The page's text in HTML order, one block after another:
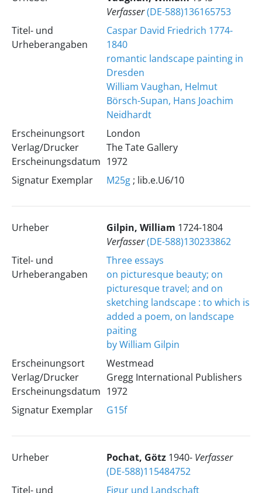
Verfasser(DE-588)136165753
Titel- und
Urheberangaben
Caspar David Friedrich 1774-
1840
romantic landscape painting in
Dresden
William Vaughan, Helmut
Börsch-Supan, Hans Joachim
Neidhardt
Erscheinungsort
Verlag/Drucker
Erscheinungsdatum
London
The Tate Gallery
1972
Signatur Exemplar
M25g; lib.e.U6/10
Urheber Gilpin, William 1724-1804
Verfasser(DE-588)130233862
Titel- und
Urheberangaben
Three essays
on picturesque beauty; on
picturesque travel; and on
sketching landscape : to which is
added a poem, on landscape
paiting
by William Gilpin
Erscheinungsort
Verlag/Drucker
Erscheinungsdatum
Westmead
Gregg International Publishers
1972
Signatur Exemplar
G15f
Urheber Pochat, Götz 1940- Verfasser
(DE-588)115484752
Titel- und
Figur und Landschaft